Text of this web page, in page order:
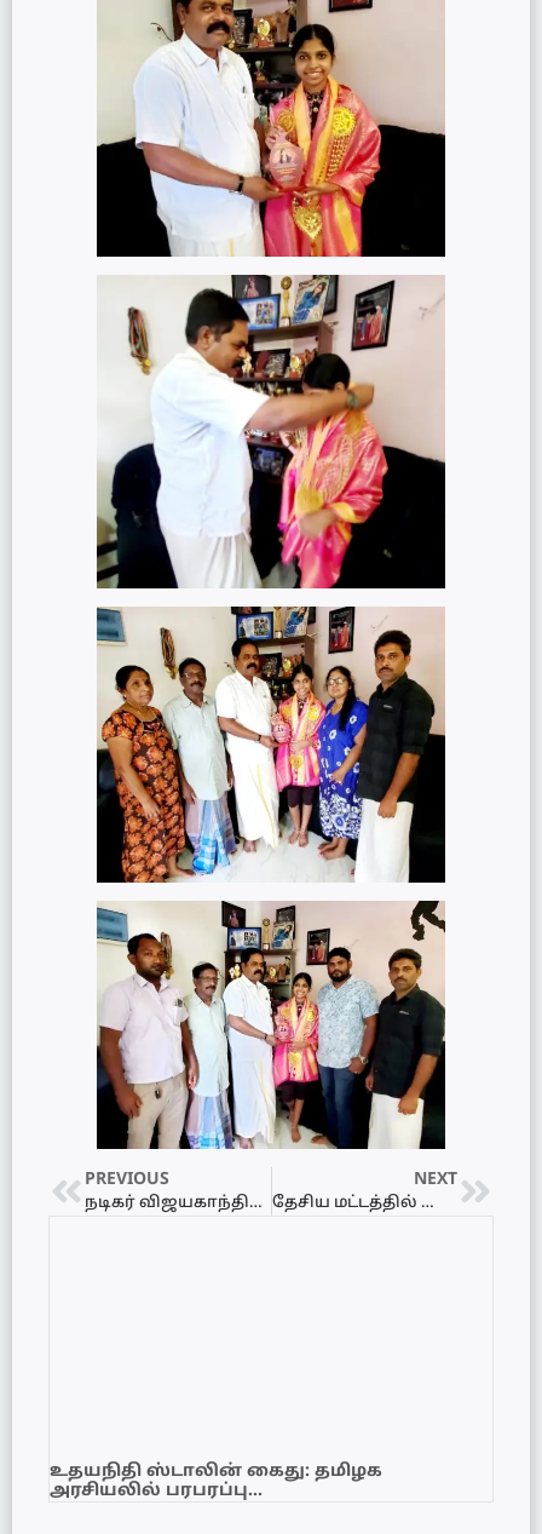
PREVIOUS
நடிகர் விஜயகாந்தின் இறுதி ஊர்வலம் ஆரம்பம்..!
NEXT
தேசிய மட்டத்தில் நாடகத்துறைசார் விருதுகளைப் பெற்று தெல்லிப்பழை யூனியன் கல்லூரி சாதனை!
உதயநிதி ஸ்டாலின் கைது: தமிழக
அரசியலில் பரபரப்பு…